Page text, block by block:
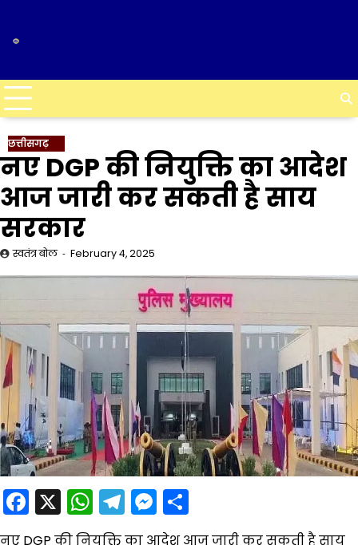
content
छत्तीसगढ़
नए DGP की नियुक्ति का आदेश
आज जारी कर सकती है साय
सरकार
स्वतंत्र बोल February 4, 2025
Facebook
X WhatsApp
Telegram
Messenger
नए DGP की नियुक्ति का आदेश आज जारी कर सकती है साय